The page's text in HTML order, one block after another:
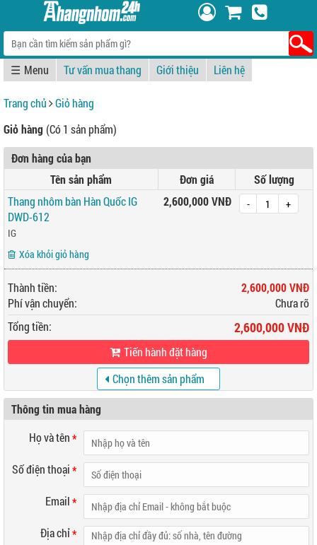
☰ Tư vấn mua thang Giới thiệu Liên hệ
Trang chủ
Giỏ hàng
Giỏ hàng (Có 1 sản phẩm)
Đơn hàng của bạn
Tên sản phẩm
Đơn giá
Số lượng
Thang nhôm bàn Hàn Quốc IG
DWD-612
IG
Xóa khỏi giỏ hàng
2,600,000 VNĐ - +
Thành tiền:
2,600,000 VNĐ
Phí vận chuyển:
Chưa rõ
Tổng tiền:
2,600,000 VNĐ
Tiến hành đặt hàng
Chọn thêm sản phẩm
khác
Thông tin mua hàng
Họ và tên*
Số điện thoại*
Email*
Địa chỉ*